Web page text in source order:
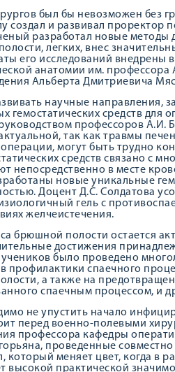
был бы невозможен без
и развивал проректор
разработал новые методы
легких, внес
его исследований внедрены
анатомии им. профессора
Альберта Дмитриевича
научные направления,
гемостатических средств для
профессоров А.И.
так как травмы
могут быть трудно
средств связано с
непосредственно в месте
новые уникальные
Доцент Д.С. Солдатова
гель с
желчеистечения.
брюшной полости остается
достижения
было проведено
профилактики спаечного
а также на
спаечным процессом, и
не упустить начало
перед военно-полевыми
профессора кафедры
проведенные
меняет цвет, когда в
высокой практической